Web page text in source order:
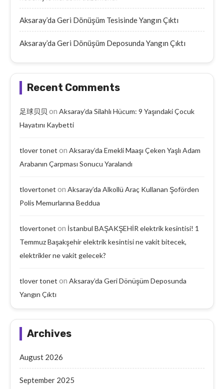
Aksaray’da Geri Dönüşüm Tesisinde Yangın Çıktı
Aksaray’da Geri Dönüşüm Deposunda Yangın Çıktı
Recent Comments
足球贝贝 on Aksaray’da Silahlı Hücum: 9 Yaşındaki Çocuk
Hayatını Kaybetti
tlover tonet on Aksaray’da Emekli Maaşı Çeken Yaşlı Adam
Arabanın Çarpması Sonucu Yaralandı
tlovertonet on Aksaray’da Alkollü Araç Kullanan Şoförden
Polis Memurlarına Beddua
tlovertonet on İstanbul BAŞAKŞEHİR elektrik kesintisi! 1
Temmuz Başakşehir elektrik kesintisi ne vakit bitecek,
elektrikler ne vakit gelecek?
tlover tonet on Aksaray’da Geri Dönüşüm Deposunda
Yangın Çıktı
Archives
August 2026
September 2025